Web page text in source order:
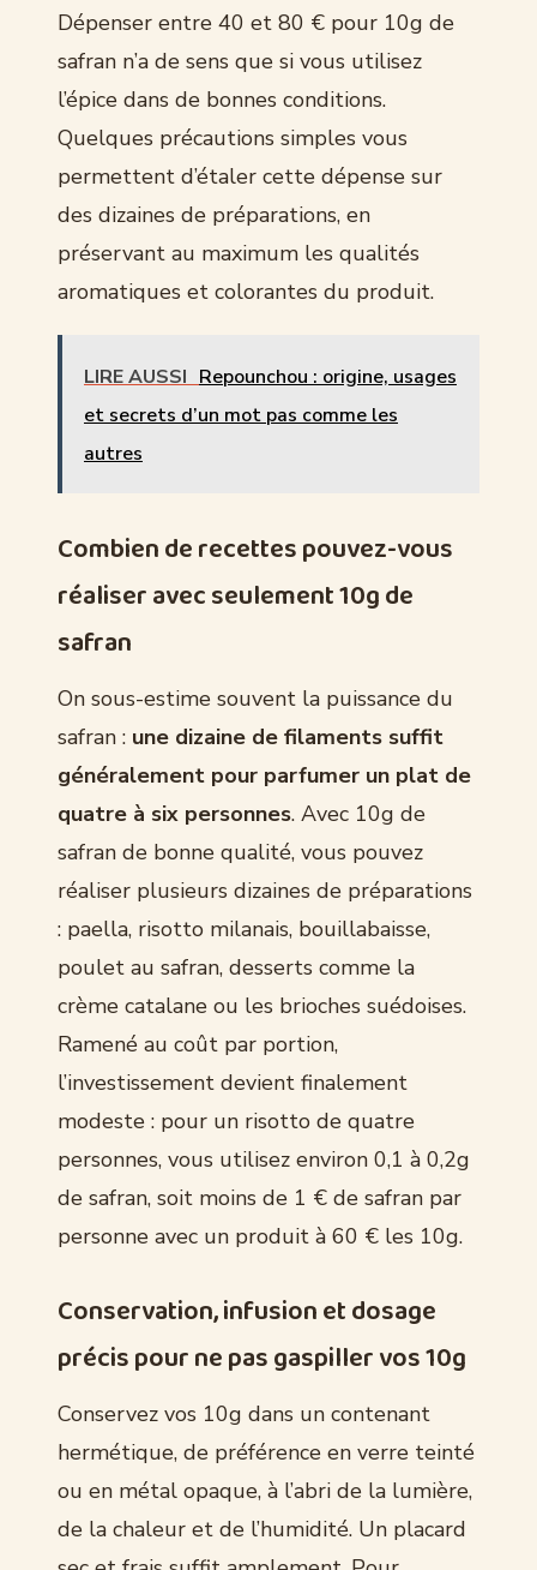
Dépenser entre 40 et 80 € pour 10g de
safran n’a de sens que si vous utilisez
l’épice dans de bonnes conditions.
Quelques précautions simples vous
permettent d’étaler cette dépense sur
des dizaines de préparations, en
préservant au maximum les qualités
aromatiques et colorantes du produit.
LIRE AUSSI Repounchou : origine, usages
et secrets d’un mot pas comme les
autres
Combien de recettes pouvez-vous
réaliser avec seulement 10g de
safran
On sous-estime souvent la puissance du
safran : une dizaine de filaments suffit
généralement pour parfumer un plat de
quatre à six personnes. Avec 10g de
safran de bonne qualité, vous pouvez
réaliser plusieurs dizaines de préparations
: paella, risotto milanais, bouillabaisse,
poulet au safran, desserts comme la
crème catalane ou les brioches suédoises.
Ramené au coût par portion,
l’investissement devient finalement
modeste : pour un risotto de quatre
personnes, vous utilisez environ 0,1 à 0,2g
de safran, soit moins de 1 € de safran par
personne avec un produit à 60 € les 10g.
Conservation, infusion et dosage
précis pour ne pas gaspiller vos 10g
Conservez vos 10g dans un contenant
hermétique, de préférence en verre teinté
ou en métal opaque, à l’abri de la lumière,
de la chaleur et de l’humidité. Un placard